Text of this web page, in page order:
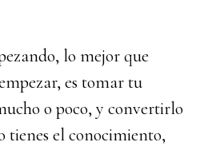
lo mejor que
es tomar tu
o poco, y convertirlo
tienes el conocimiento,